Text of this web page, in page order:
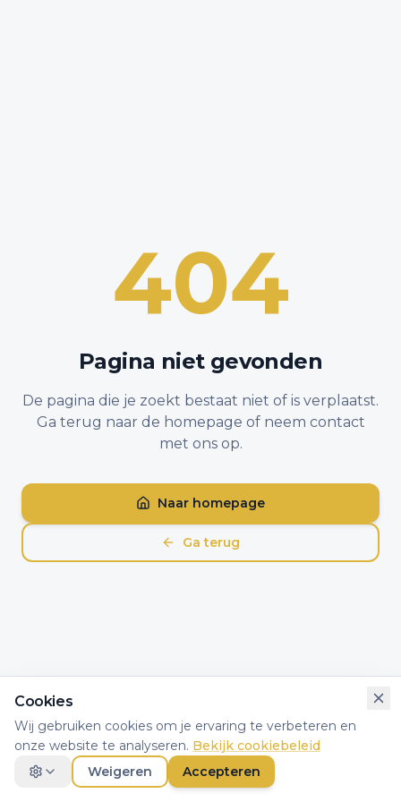
404
Pagina niet gevonden
De pagina die je zoekt bestaat niet of is verplaatst.
Ga terug naar de homepage of neem contact
met ons op.
Naar homepage
Ga terug
Cookies
Wij gebruiken cookies om je ervaring te verbeteren en
onze website te analyseren. Bekijk cookiebeleid
Weigeren
Accepteren